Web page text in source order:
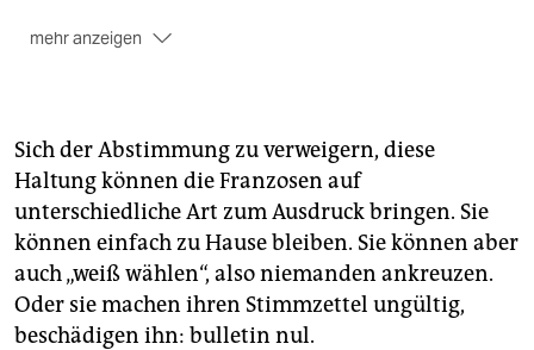
mehr anzeigen
Zukunft sie für sich und ihr Land wünschen und wer
Verantwortung übernehmen soll. Unsere Reportagen
finden Sie auch in einem Video-Newsblog auf
taz.de/france17.
Die Kooperation:Für die Berichterstattung zur
Frankreich-Wahl kooperieren wir mit der
französischen TageszeitungLibération.
Sich der Abstimmung zu verweigern, diese
Haltung können die Franzosen auf
unterschiedliche Art zum Ausdruck bringen. Sie
können einfach zu Hause bleiben. Sie können aber
auch „weiß wählen“, also niemanden ankreuzen.
Oder sie machen ihren Stimmzettel ungültig,
beschädigen ihn: bulletin nul.